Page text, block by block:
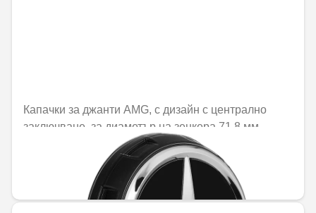
Капачки за джанти AMG, с дизайн с централно
заключване, за диаметър на зенкера 71,8 мм
Не е налично онлайн
44,57 € / 87,17 лв.